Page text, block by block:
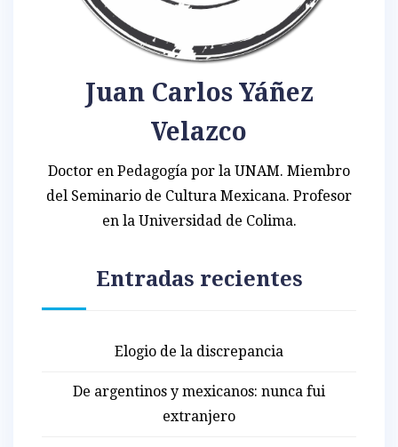
Juan Carlos Yáñez
Velazco
Doctor en Pedagogía por la UNAM. Miembro
del Seminario de Cultura Mexicana. Profesor
en la Universidad de Colima.
Entradas recientes
Elogio de la discrepancia
De argentinos y mexicanos: nunca fui
extranjero